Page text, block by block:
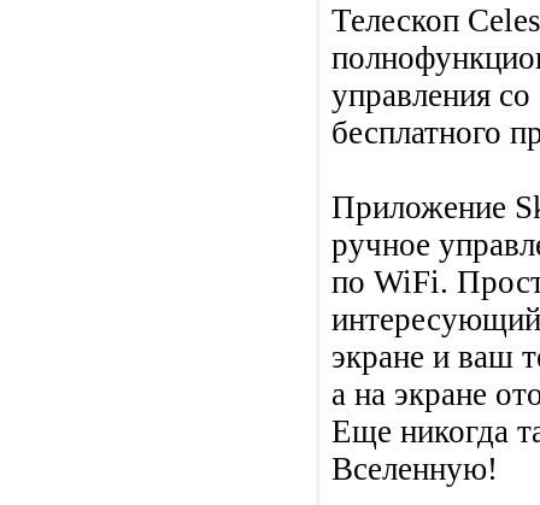
Телескоп
управления
бесплатного
Приложение
ручное
по WiFi.
интересующий
экране и ваш
а на экране
Еще никогда
Вселенную!